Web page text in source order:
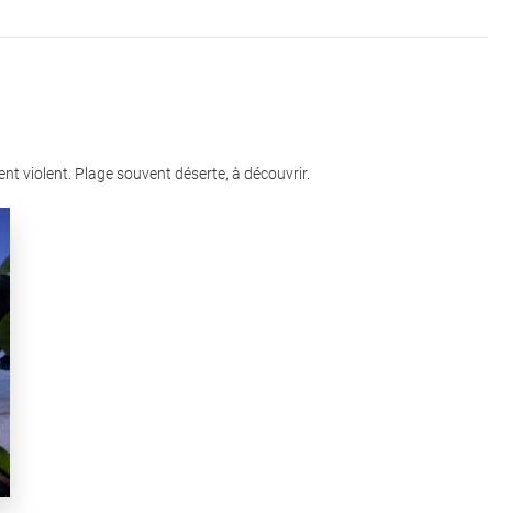
violent. Plage souvent déserte, à découvrir.